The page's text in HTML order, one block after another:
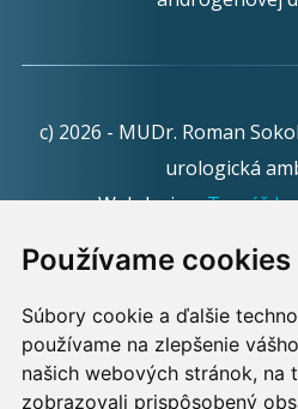
Používame cookies
Súbory cookie a ďalšie
používame na zlepšenie
našich webových stránok, na
zobrazovali prispôsobený
c) 2026 - MUDr. Roman
urologická
Webdesign:Tomáš
Informačná povinnosť -
podmienkach
Používame cookies -